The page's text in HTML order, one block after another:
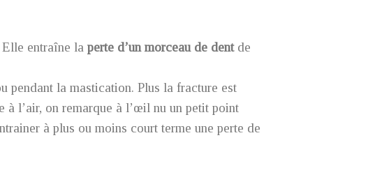
entraîne la perte d’un morceau de dent de
pendant la mastication. Plus la fracture est
à l’air, on remarque à l’œil nu un petit point
à plus ou moins court terme une perte de